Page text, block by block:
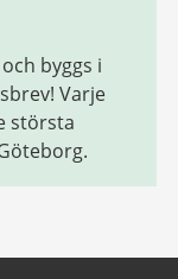
byggs i
Varje
största